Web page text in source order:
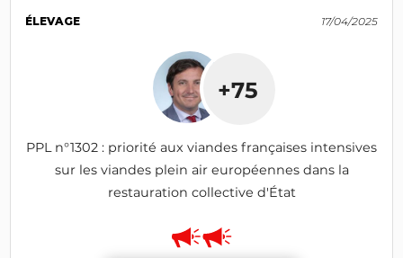
ÉLEVAGE 17/04/2025
+75
PPL n°1302 : priorité aux viandes françaises intensives
sur les viandes plein air européennes dans la
restauration collective d'État